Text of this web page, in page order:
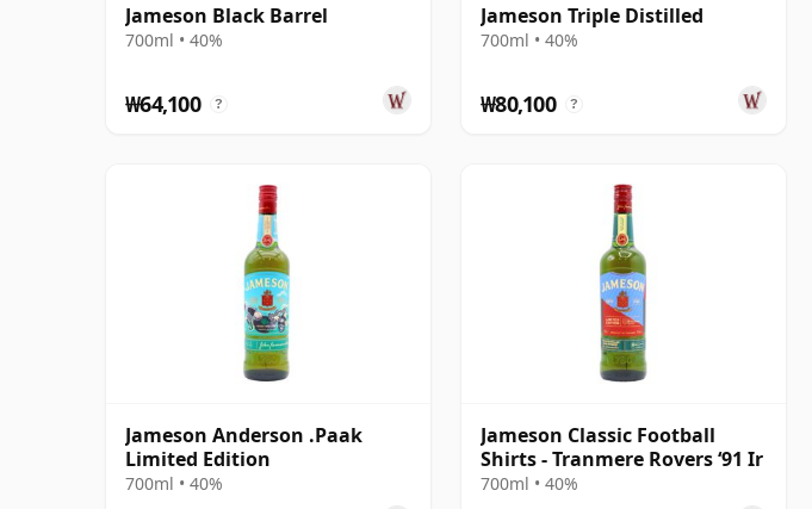
Jameson Black Barrel
700ml • 40%
₩64,100 ?
Jameson Triple Distilled
700ml • 40%
₩80,100 ?
Jameson Anderson .Paak
Limited Edition
700ml • 40%
Jameson Classic Football
Shirts - Tranmere Rovers ‘91 Ir
700ml • 40%